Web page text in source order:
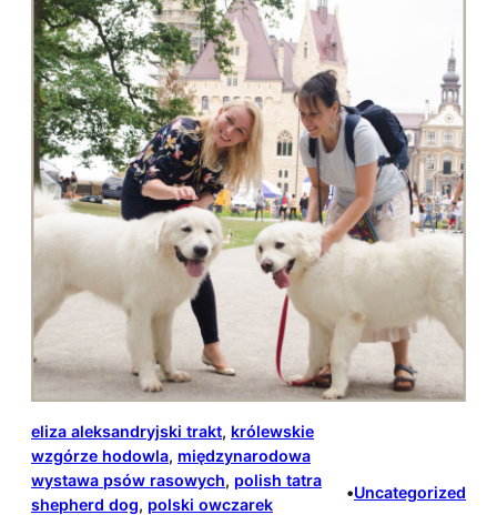
eliza aleksandryjski trakt, królewskie
wzgórze hodowla, międzynarodowa
wystawa psów rasowych, polish tatra
shepherd dog, polski owczarek
•Uncategorized